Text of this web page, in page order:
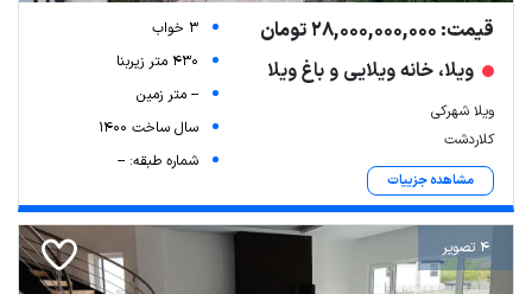
قیمت: 28,000,000,000 تومان
ویلا، خانه ویلایی و باغ ویلا
ویلا شهرکی
کلاردشت
مشاهده جزییات
3 خواب
430 متر زیربنا
-- متر زمین
سال ساخت 1400
شماره طبقه: --
4 تصویر